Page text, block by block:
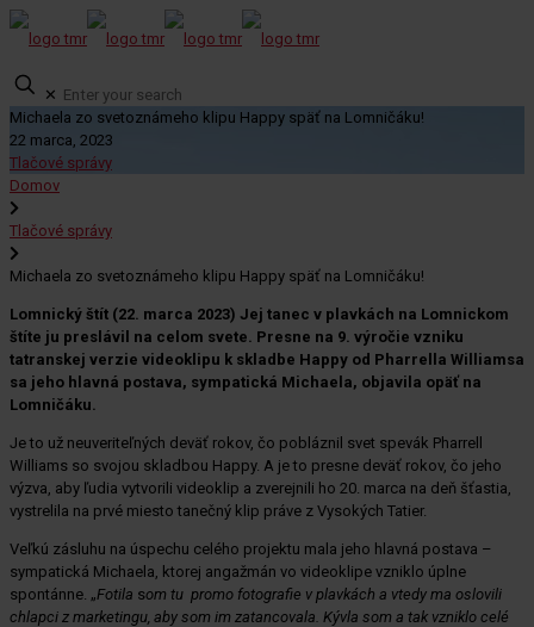
✕
Michaela zo svetoznámeho klipu Happy späť na Lomničáku!
22 marca, 2023
Tlačové správy
Domov
Tlačové správy
Michaela zo svetoznámeho klipu Happy späť na Lomničáku!
Lomnický štít (22. marca 2023) Jej tanec v plavkách na Lomnickom
štíte ju preslávil na celom svete. Presne na 9. výročie vzniku
tatranskej verzie videoklipu k skladbe Happy od Pharrella Williamsa
sa jeho hlavná postava, sympatická Michaela, objavila opäť na
Lomničáku.
Je to už neuveriteľných deväť rokov, čo pobláznil svet spevák Pharrell
Williams so svojou skladbou Happy. A je to presne deväť rokov, čo jeho
výzva, aby ľudia vytvorili videoklip a zverejnili ho 20. marca na deň šťastia,
vystrelila na prvé miesto tanečný klip práve z Vysokých Tatier.
Veľkú zásluhu na úspechu celého projektu mala jeho hlavná postava –
sympatická Michaela, ktorej angažmán vo videoklipe vzniklo úplne
spontánne. „Fotila som tu promo fotografie v plavkách a vtedy ma oslovili
chlapci z marketingu, aby som im zatancovala. Kývla som a tak vzniklo celé